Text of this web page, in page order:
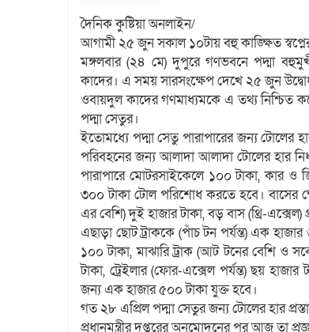
দৈনিক কুষ্টিয়া অনলাইন/
আগামী ২৫ জুন সকাল ১০টায় বহু কাঙ্ক্ষিত স্বপ্নের
মঙ্গলবার (২৪ মে) দুপুরে গণভবনে পদ্মা বহুমুখী
কাদের। এ সময় সারসংক্ষেপ দেখে ২৫ জুন
ওবায়দুল কাদের গণমাধ্যমকে এ তথ্য নিশ্চিত
পদ্মা সেতুর।
ইতোমধ্যে পদ্মা সেতু পারাপারের জন্য টোলের
পরিবহনের জন্য আলাদা আলাদা টোলের হার
পারাপারে মোটরসাইকেলে ১০০ টাকা, কার
৩০০ টাকা টোল পরিশোধ করতে হবে। বাসের
এর বেশি) দুই হাজার টাকা, বড় বাস (থ্রি-
এছাড়া ছোট ট্রাককে (পাঁচ টন পর্যন্ত) এক হাজার
১০০ টাকা, মাঝারি ট্রাক (আট টনের বেশি ও
টাকা, ট্রেইলার (ফোর-এক্সেল পর্যন্ত) ছয়
জন্য এক হাজার ৫০০ টাকা যুক্ত হবে।
গত ২৮ এপ্রিল পদ্মা সেতুর জন্য টোলের হার
প্রধানমন্ত্রীর দপ্তরের অনুমোদনের পর আজ তা